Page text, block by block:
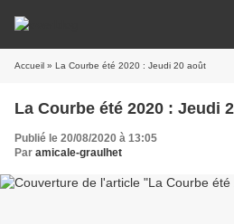
Accueil » La Courbe été 2020 : Jeudi 20 août
La Courbe été 2020 : Jeudi
Publié le 20/08/2020 à 13:05
Par amicale-graulhet